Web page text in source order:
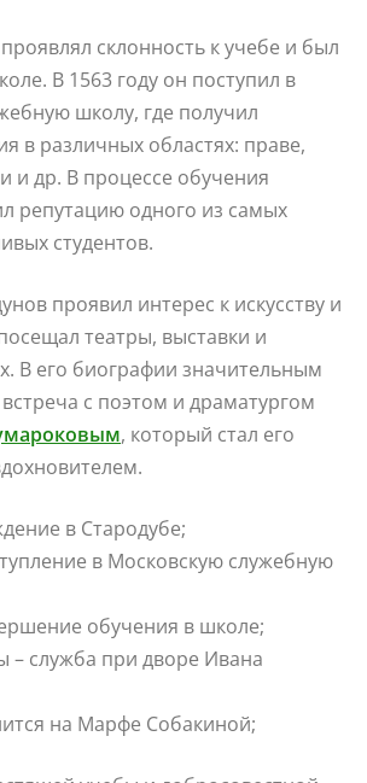
склонность к учебе и был
В 1563 году он поступил в
школу, где получил
в различных областях: праве,
и др. В процессе обучения
репутацию одного из самых
студентов.
проявил интерес к искусству и
театры, выставки и
В его биографии значительным
с поэтом и драматургом
, который стал его
в Стародубе;
в Московскую служебную
обучения в школе;
– служба при дворе Ивана
на Марфе Собакиной;